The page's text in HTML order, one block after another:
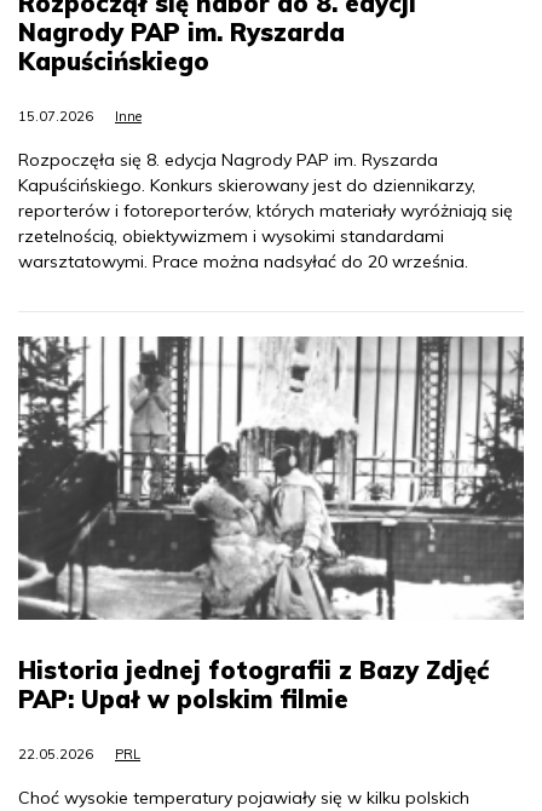
Nagrody PAP im. Ryszarda
Kapuścińskiego
15.07.2026 Inne
Rozpoczęła się 8. edycja Nagrody PAP im. Ryszarda
Kapuścińskiego. Konkurs skierowany jest do dziennikarzy,
reporterów i fotoreporterów, których materiały wyróżniają się
rzetelnością, obiektywizmem i wysokimi standardami
warsztatowymi. Prace można nadsyłać do 20 września.
Historia jednej fotografii z Bazy Zdjęć
PAP: Upał w polskim filmie
22.05.2026 PRL
Choć wysokie temperatury pojawiały się w kilku polskich